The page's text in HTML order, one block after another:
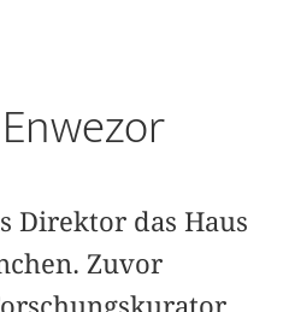
Direktor das Haus
Zuvor